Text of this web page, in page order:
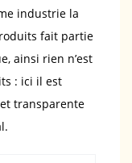
industrie la
fait partie
ainsi rien n’est
: ici il est
transparente